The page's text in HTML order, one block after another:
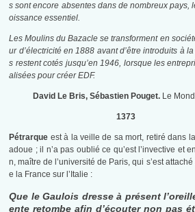
s sont encore absentes dans de nombreux pays,
oissance essentiel.
Les Moulins du Bazacle se transforment en
ur d’électricité en 1888 avant d’être introduits à
s restent cotés jusqu’en 1946, lorsque les
alisées pour créer EDF.
David Le Bris, Sébastien Pouget. Le
1373
Pétrarque est à la veille de sa mort, retiré dans
adoue ; il n’a pas oublié ce qu’est l’invective et
n, maître de l’université de Paris, qui s’est
e la France sur l’Italie :
Que le Gaulois dresse à présent
ente retombe afin d’écouter non pas